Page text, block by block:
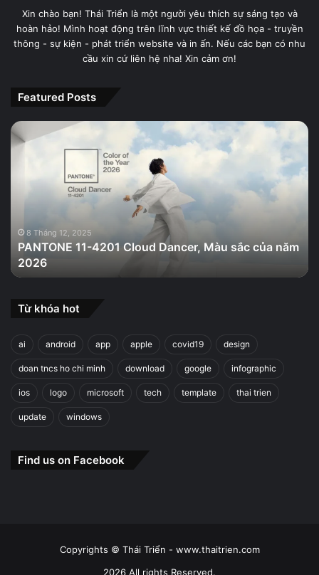
Xin chào bạn! Thái Triển là một người yêu thích sự sáng tạo và
hoàn hảo! Mình hoạt động trên lĩnh vực thiết kế đồ họa - truyền
thông - sự kiện - phát triển website và in ấn. Nếu các bạn có nhu
cầu xin cứ liên hệ nha! Xin cảm ơn!
Featured Posts
PANTONE
11-
Màu
của
năm
2026
8 Tháng 12, 2025
PANTONE 11-4201 Cloud Dancer, Màu sắc của năm
2026
Từ khóa hot
ai android app apple covid19 design
doan tncs ho chi minh download google infographic
ios logo microsoft tech template thai trien
update windows
Find us on Facebook
Copyrights © Thái Triển - www.thaitrien.com
2026 All rights Reserved.